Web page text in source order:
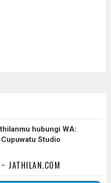
hubungi WA:
Studio
JATHILAN.COM